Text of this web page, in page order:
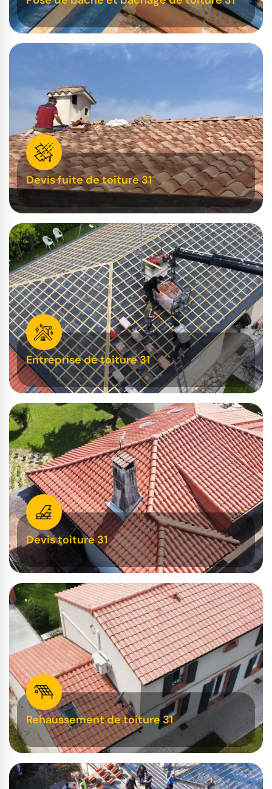
Devis fuite de toiture 31
Entreprise de toiture 31
Devis toiture 31
Rehaussement de toiture 31